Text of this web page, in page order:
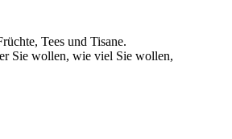
Tees und Tisane.
Sie wollen, wie viel Sie wollen,